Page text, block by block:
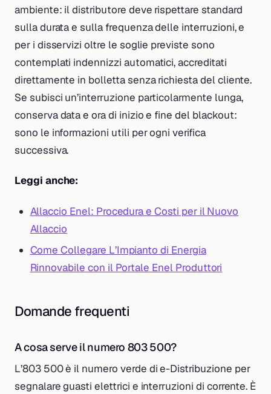
ambiente: il distributore deve rispettare standard
sulla durata e sulla frequenza delle interruzioni, e
per i disservizi oltre le soglie previste sono
contemplati indennizzi automatici, accreditati
direttamente in bolletta senza richiesta del cliente.
Se subisci un’interruzione particolarmente lunga,
conserva data e ora di inizio e fine del blackout:
sono le informazioni utili per ogni verifica
successiva.
Leggi anche:
Allaccio Enel: Procedura e Costi per il Nuovo
Allaccio
Come Collegare L’Impianto di Energia
Rinnovabile con il Portale Enel Produttori
Domande frequenti
A cosa serve il numero 803 500?
L’803 500 è il numero verde di e-Distribuzione per
segnalare guasti elettrici e interruzioni di corrente. È